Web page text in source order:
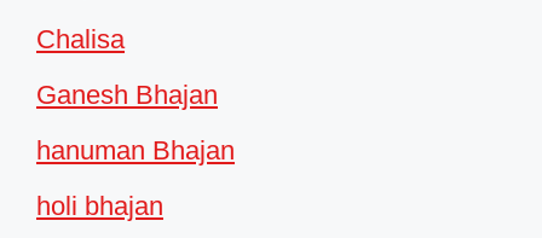
Chalisa
Ganesh Bhajan
hanuman Bhajan
holi bhajan